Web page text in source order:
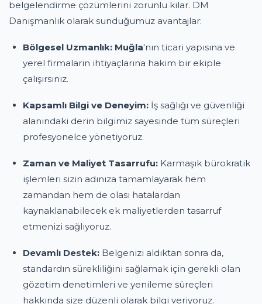
belgelendirme çözümlerini zorunlu kılar. DM
Danışmanlık olarak sunduğumuz avantajlar:
Bölgesel Uzmanlık: Muğla'nın ticari yapısına ve
yerel firmaların ihtiyaçlarına hakim bir ekiple
çalışırsınız.
Kapsamlı Bilgi ve Deneyim: İş sağlığı ve güvenliği
alanındaki derin bilgimiz sayesinde tüm süreçleri
profesyonelce yönetiyoruz.
Zaman ve Maliyet Tasarrufu: Karmaşık bürokratik
işlemleri sizin adınıza tamamlayarak hem
zamandan hem de olası hatalardan
kaynaklanabilecek ek maliyetlerden tasarruf
etmenizi sağlıyoruz.
Devamlı Destek: Belgenizi aldıktan sonra da,
standardın sürekliliğini sağlamak için gerekli olan
gözetim denetimleri ve yenileme süreçleri
hakkında size düzenli olarak bilgi veriyoruz.